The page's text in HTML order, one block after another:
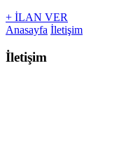
+ İLAN VER
Anasayfa İletişim
İletişim